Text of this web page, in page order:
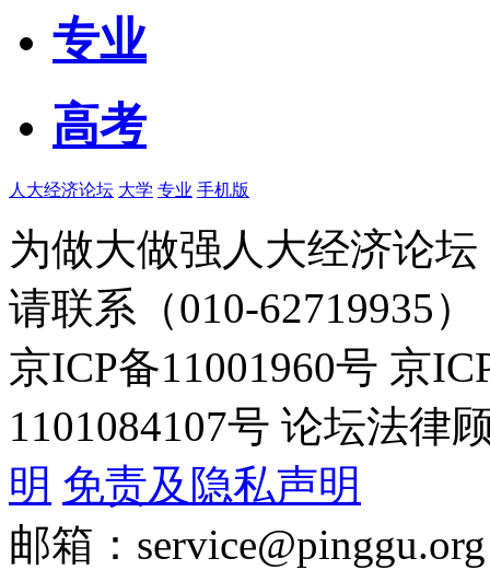
专业
高考
人大经济论坛 大学 专业 手机版
为做大做强人大经济论
请联系（010-62719935）
京ICP备11001960号 京
1101084107号 论坛法律
明 免责及隐私声明
邮箱：service@pinggu.org